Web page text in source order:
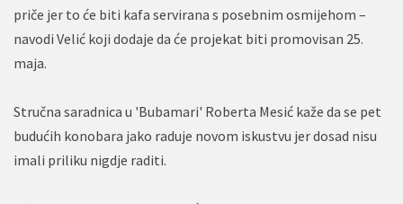
priče jer to će biti kafa servirana s posebnim osmijehom –
navodi Velić koji dodaje da će projekat biti promovisan 25.
maja.
Stručna saradnica u 'Bubamari' Roberta Mesić kaže da se pet
budućih konobara jako raduje novom iskustvu jer dosad nisu
imali priliku nigdje raditi.